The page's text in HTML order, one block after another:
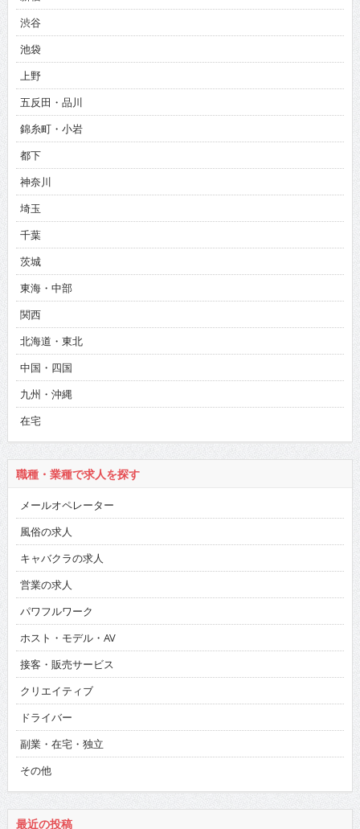
渋谷
池袋
上野
五反田・品川
錦糸町・小岩
都下
神奈川
埼玉
千葉
茨城
東海・中部
関西
北海道・東北
中国・四国
九州・沖縄
在宅
職種・業種で求人を探す
メールオペレーター
風俗の求人
キャバクラの求人
営業の求人
パワフルワーク
ホスト・モデル・AV
接客・販売サービス
クリエイティブ
ドライバー
副業・在宅・独立
その他
最近の投稿